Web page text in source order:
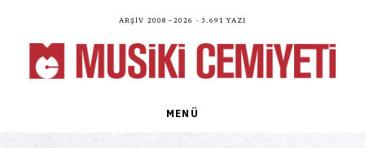
Arşiv 2008—2026 · 3.691 yazı
MENÜ